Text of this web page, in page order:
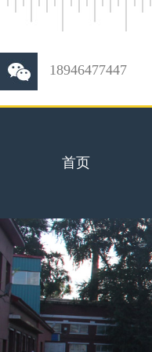
18946477447
首页